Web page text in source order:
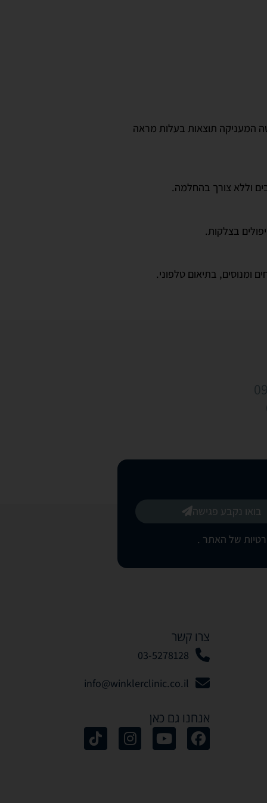
המעניקה תוצאות בעלות מראה
וללא צורך בהחלמה.
בצלקות.
ומנוסים, בתיאום טלפוני.
של האתר .
בואו נקבע פגישה
צרו קשר
03-5278128
info@winklerclinic.co.il
אנחנו גם כאן